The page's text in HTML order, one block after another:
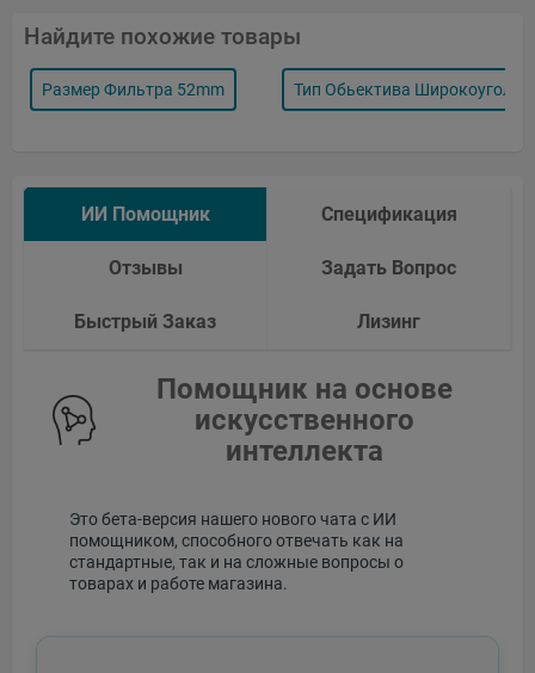
Найдите похожие товары
Размер Фильтра 52mm Тип Обьектива
ИИ Помощник Спецификация
Отзывы Задать Вопрос
Быстрый Заказ Лизинг
Помощник на основе
искусственного
интеллекта
Это бета-версия нашего нового чата с ИИ
помощником, способного отвечать как на
стандартные, так и на сложные вопросы о
товарах и работе магазина.